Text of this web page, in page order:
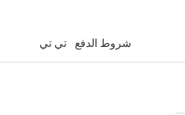
شروط الدفع تي تي